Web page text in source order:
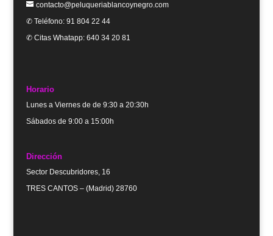
contacto@peluqueriablancoynegro.com
✆ Teléfono: 91 804 22 44
✆ Citas Whatapp: 640 34 20 81
Horario
Lunes a Viernes de de 9:30 a 20:30h
Sábados de 9:00 a 15:00h
Dirección
Sector Descubridores, 16
TRES CANTOS – (Madrid) 28760